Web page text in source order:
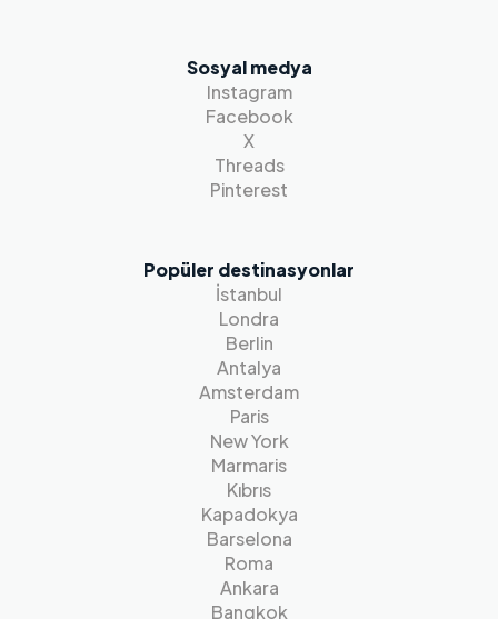
Sosyal medya
Instagram
Facebook
X
Threads
Pinterest
Popüler destinasyonlar
İstanbul
Londra
Berlin
Antalya
Amsterdam
Paris
New York
Marmaris
Kıbrıs
Kapadokya
Barselona
Roma
Ankara
Bangkok